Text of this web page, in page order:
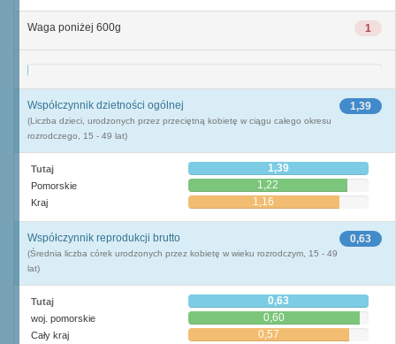
1
Waga poniżej 600g
1
1,39
Współczynnik dzietności ogólnej
(Liczba dzieci, urodzonych przez przeciętną kobietę w ciągu całego okresu
rozrodczego, 15 - 49 lat)
Tutaj 1,39
Pomorskie 1,22
Kraj 1,16
0,63
Współczynnik reprodukcji brutto
(Średnia liczba córek urodzonych przez kobietę w wieku rozrodczym, 15 - 49
lat)
Tutaj 0,63
woj. pomorskie 0,60
Cały kraj 0,57